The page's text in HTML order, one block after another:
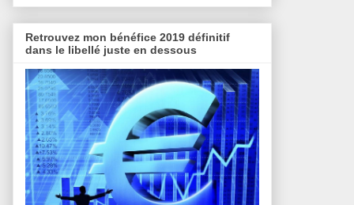
Retrouvez mon bénéfice 2019 définitif
dans le libellé juste en dessous